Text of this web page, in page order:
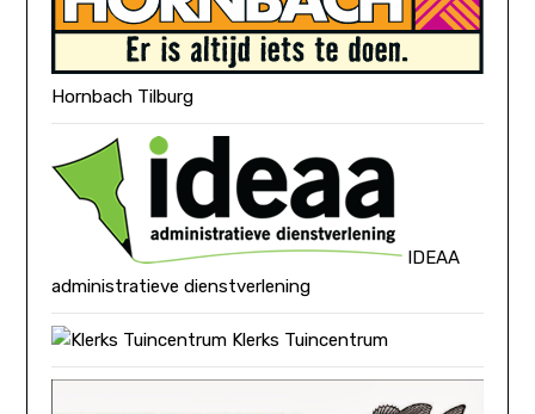
Hornbach Tilburg
IDEAA
administratieve dienstverlening
Klerks Tuincentrum